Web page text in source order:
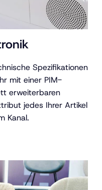
Spezifikationen
mit einer PIM-
erweiterbaren
jedes Ihrer Artikel
Kanal.